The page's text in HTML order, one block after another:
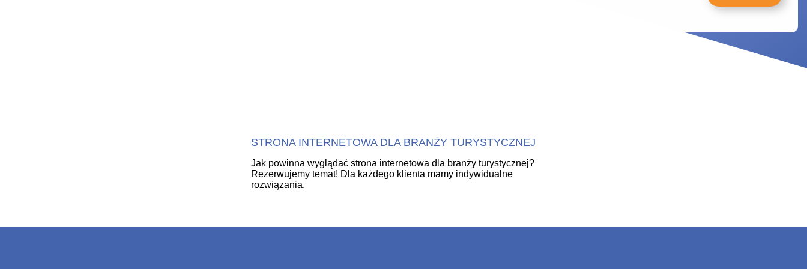
STRONA INTERNETOWA DLA BRANŻY TURYSTYCZNEJ
Jak powinna wyglądać strona internetowa dla branży turystycznej?
Rezerwujemy temat! Dla każdego klienta mamy indywidualne
rozwiązania.